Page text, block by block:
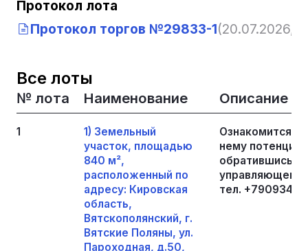
Протокол лота
Протокол торгов №29833-1(20.07.2026,
Все лоты
№ лота Наименование Описание
1
1) Земельный
участок, площадью
840 м²,
расположенный по
адресу: Кировская
область,
Вятскополянский, г.
Вятские Поляны, ул.
Пароходная, д.50,
Ознакомится с
нему
обратившись в
управляющему
тел.